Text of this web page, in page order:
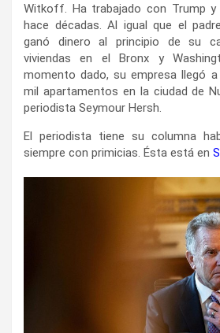
Witkoff. Ha trabajado con Trump
hace décadas. Al igual que el
ganó dinero al principio de su
viviendas en el Bronx y
momento dado, su empresa llegó
mil apartamentos en la ciudad de
periodista Seymour Hersh.
El periodista tiene su columna
siempre con primicias. Ésta está en